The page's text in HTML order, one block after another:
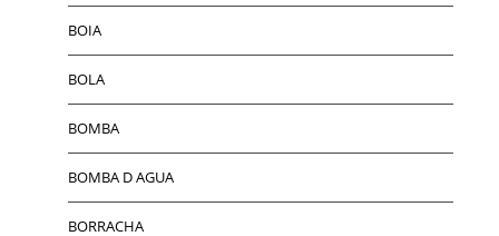
BOIA
BOLA
BOMBA
BOMBA D AGUA
BORRACHA